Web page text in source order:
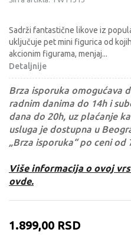
Sadrži fantastične likove iz
uključuje pet mini figurica od
akcionim figurama, menjaj...
Detaljnije
Brza isporuka omogućava
radnim danima do 14h i
dana do 20h, uz plaćanje
usluga je dostupna u
„Brza isporuka“ po ceni od
Više informacija o ovoj
ovde.
1.899,00 RSD